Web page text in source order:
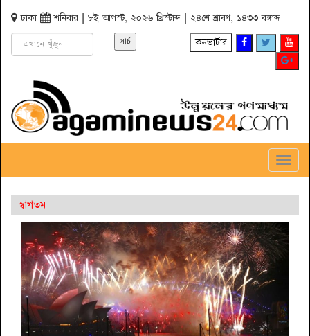
ঢাকা
শনিবার | ৮ই আগস্ট, ২০২৬ খ্রিস্টাব্দ | ২৪শে শ্রাবণ, ১৪৩৩ বঙ্গাব্দ
কনভার্টার
স্বাগতম